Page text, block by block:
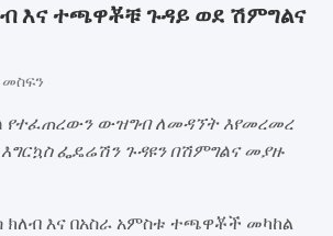
እና ተጫዋቾቹ ጉዳይ ወደ ሽምግልና
የተፈጠረውን ውዝግብ ለመዳኘት እየመረመረ
ፌዴሬሽን ጉዳዩን በሽምግልና መያዙ
ክለብ እና በአስራ አምስቱ ተጫዋቾች መካከል